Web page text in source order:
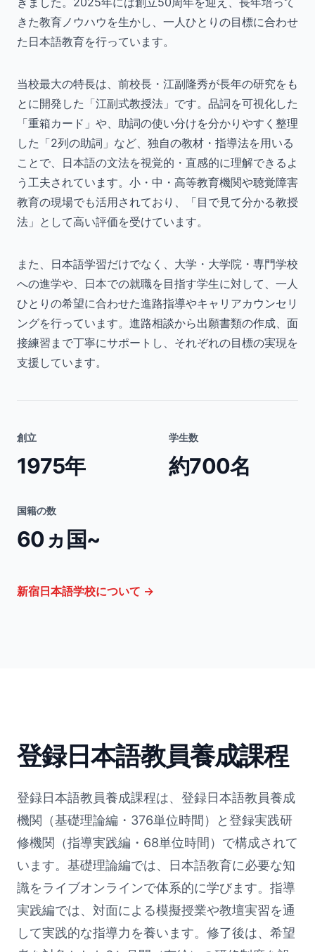
きた教育ノウハウを生かし、一人ひとりの目標に合わせ
た日本語教育を行っています。
当校最大の特長は、前校長・江副隆秀が長年の研究をも
とに開発した「江副式教授法」です。品詞を可視化した
「重箱カード」や、助詞の使い分けを分かりやすく整理
した「2列の助詞」など、独自の教材・指導法を用いる
ことで、日本語の文法を視覚的・直感的に理解できるよ
う工夫されています。小・中・高等教育機関や聴覚障害
教育の現場でも活用されており、「目で見て分かる教授
法」として高い評価を受けています。
また、日本語学習だけでなく、大学・大学院・専門学校
への進学や、日本での就職を目指す学生に対して、一人
ひとりの希望に合わせた進路指導やキャリアカウンセリ
ングを行っています。進路相談から出願書類の作成、面
接練習まで丁寧にサポートし、それぞれの目標の実現を
支援しています。
創立
1975年
学生数
約700名
国籍の数
60ヵ国~
新宿日本語学校について →
登録日本語教員養成課程
登録日本語教員養成課程は、登録日本語教員養成
機関（基礎理論編・376単位時間）と登録実践研
修機関（指導実践編・68単位時間）で構成されて
います。基礎理論編では、日本語教育に必要な知
識をライブオンラインで体系的に学びます。指導
実践編では、対面による模擬授業や教壇実習を通
して実践的な指導力を養います。修了後は、希望